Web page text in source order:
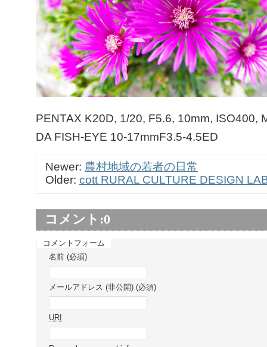
PENTAX K20D, 1/20, F5.6, 10mm, ISO400,
DA FISH-EYE 10-17mmF3.5-4.5ED
Newer: 農村地域の若者の日常
Older: cott RURAL CULTURE DESIGN
コメント:0
コメントフォーム
名前 (必須)
メールアドレス (非公開) (必須)
URI